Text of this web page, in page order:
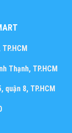
Thạnh, TP.HCM
8, TP.HCM